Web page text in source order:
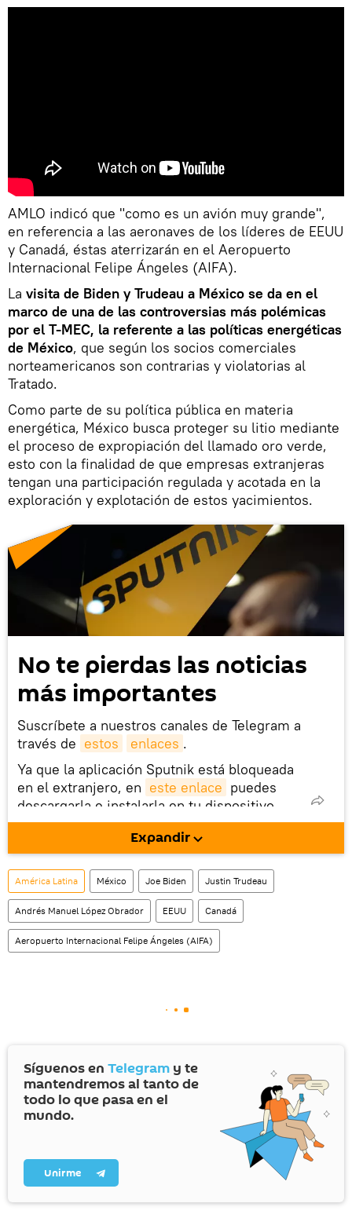
AMLO indicó que "como es un avión muy grande",
en referencia a las aeronaves de los líderes de EEUU
y Canadá, éstas aterrizarán en el Aeropuerto
Internacional Felipe Ángeles (AIFA).
La visita de Biden y Trudeau a México se da en el
marco de una de las controversias más polémicas
por el T-MEC, la referente a las políticas energéticas
de México, que según los socios comerciales
norteamericanos son contrarias y violatorias al
Tratado.
Como parte de su política pública en materia
energética, México busca proteger su litio mediante
el proceso de expropiación del llamado oro verde,
esto con la finalidad de que empresas extranjeras
tengan una participación regulada y acotada en la
exploración y explotación de estos yacimientos.
No te pierdas las noticias
más importantes
Suscríbete a nuestros canales de Telegram a
través de estos enlaces .
Ya que la aplicación Sputnik está bloqueada
en el extranjero, en este enlace puedes
descargarla e instalarla en tu dispositivo
móvil (¡solo para Android!).
También tenemos una cuenta en la red
social rusa VK .
Expandir
América Latina México Joe Biden Justin Trudeau
Andrés Manuel López Obrador EEUU Canadá
Aeropuerto Internacional Felipe Ángeles (AIFA)
Síguenos en Telegram y te
mantendremos al tanto de
todo lo que pasa en el
mundo.
Unirme